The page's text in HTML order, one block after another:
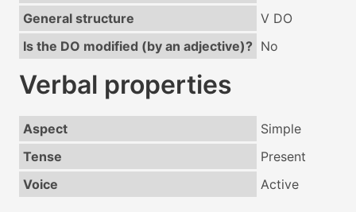
General structure
V DO
Is the DO modified (by an adjective)? No
Verbal properties
Aspect
Simple
Tense
Present
Voice
Active